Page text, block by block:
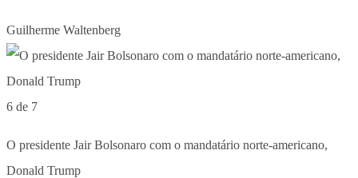
Guilherme Waltenberg
6 de 7
O presidente Jair Bolsonaro com o mandatário norte-americano,
Donald Trump